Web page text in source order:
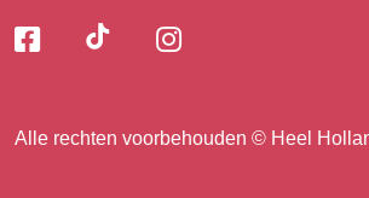
Volg
ons
Volg
Volg
Alle rechten voorbehouden © Heel